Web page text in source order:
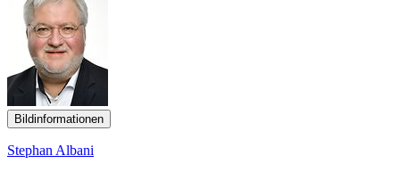
Bildinformationen
Stephan Albani